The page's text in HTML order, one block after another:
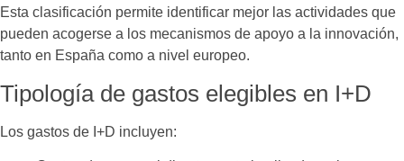
Esta clasificación permite identificar mejor las actividades que
pueden acogerse a los mecanismos de apoyo a la innovación,
tanto en España como a nivel europeo.
Tipología de gastos elegibles en I+D
Los gastos de I+D incluyen: